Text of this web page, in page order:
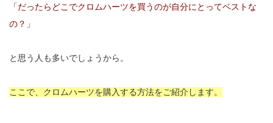
「だったらどこでクロムハーツを買うのが自分にとってベストな
の？」
と思う人も多いでしょうから。
ここで、クロムハーツを購入する方法をご紹介します。